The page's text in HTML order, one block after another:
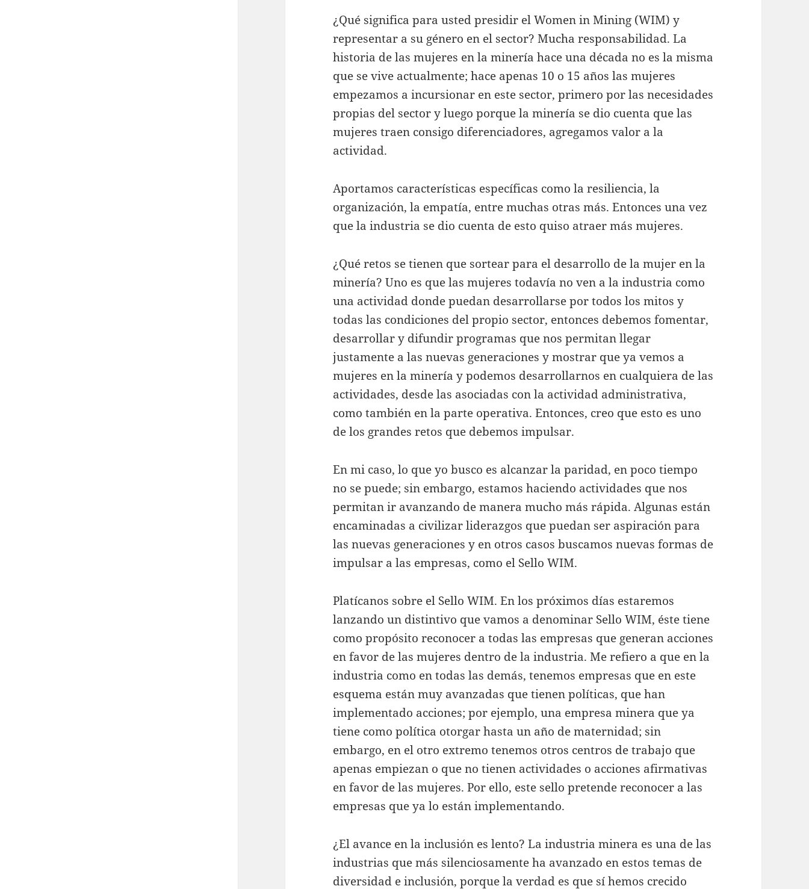
¿Qué significa para usted presidir el Women in Mining (WIM) y
representar a su género en el sector? Mucha responsabilidad. La
historia de las mujeres en la minería hace una década no es la misma
que se vive actualmente; hace apenas 10 o 15 años las mujeres
empezamos a incursionar en este sector, primero por las necesidades
propias del sector y luego porque la minería se dio cuenta que las
mujeres traen consigo diferenciadores, agregamos valor a la
actividad.
Aportamos características específicas como la resiliencia, la
organización, la empatía, entre muchas otras más. Entonces una vez
que la industria se dio cuenta de esto quiso atraer más mujeres.
¿Qué retos se tienen que sortear para el desarrollo de la mujer en la
minería? Uno es que las mujeres todavía no ven a la industria como
una actividad donde puedan desarrollarse por todos los mitos y
todas las condiciones del propio sector, entonces debemos fomentar,
desarrollar y difundir programas que nos permitan llegar
justamente a las nuevas generaciones y mostrar que ya vemos a
mujeres en la minería y podemos desarrollarnos en cualquiera de las
actividades, desde las asociadas con la actividad administrativa,
como también en la parte operativa. Entonces, creo que esto es uno
de los grandes retos que debemos impulsar.
En mi caso, lo que yo busco es alcanzar la paridad, en poco tiempo
no se puede; sin embargo, estamos haciendo actividades que nos
permitan ir avanzando de manera mucho más rápida. Algunas están
encaminadas a civilizar liderazgos que puedan ser aspiración para
las nuevas generaciones y en otros casos buscamos nuevas formas de
impulsar a las empresas, como el Sello WIM.
Platícanos sobre el Sello WIM. En los próximos días estaremos
lanzando un distintivo que vamos a denominar Sello WIM, éste tiene
como propósito reconocer a todas las empresas que generan acciones
en favor de las mujeres dentro de la industria. Me refiero a que en la
industria como en todas las demás, tenemos empresas que en este
esquema están muy avanzadas que tienen políticas, que han
implementado acciones; por ejemplo, una empresa minera que ya
tiene como política otorgar hasta un año de maternidad; sin
embargo, en el otro extremo tenemos otros centros de trabajo que
apenas empiezan o que no tienen actividades o acciones afirmativas
en favor de las mujeres. Por ello, este sello pretende reconocer a las
empresas que ya lo están implementando.
¿El avance en la inclusión es lento? La industria minera es una de las
industrias que más silenciosamente ha avanzado en estos temas de
diversidad e inclusión, porque la verdad es que sí hemos crecido